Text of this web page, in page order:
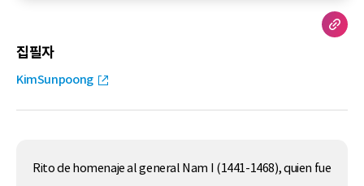
집필자
KimSunpoong
Rito de homenaje al general Nam I (1441-1468), quien fue